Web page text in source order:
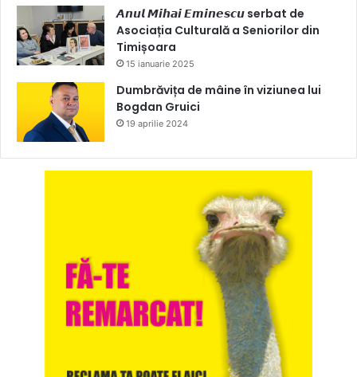
𝘼𝙣𝙪𝙡 𝙈𝙞𝙝𝙖𝙞 𝙀𝙢𝙞𝙣𝙚𝙨𝙘𝙪 serbat de
Asociația Culturală a Seniorilor din
Timișoara
15 ianuarie 2025
Dumbrăvița de mâine în viziunea lui
Bogdan Gruici
19 aprilie 2024